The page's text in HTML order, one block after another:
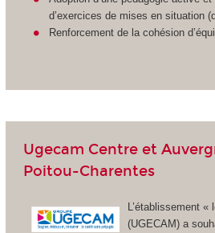
d’exercices de mises en situation
Renforcement de la cohésion
Ugecam Centre et
Poitou-Charentes
L’établissement
(UGECAM) a